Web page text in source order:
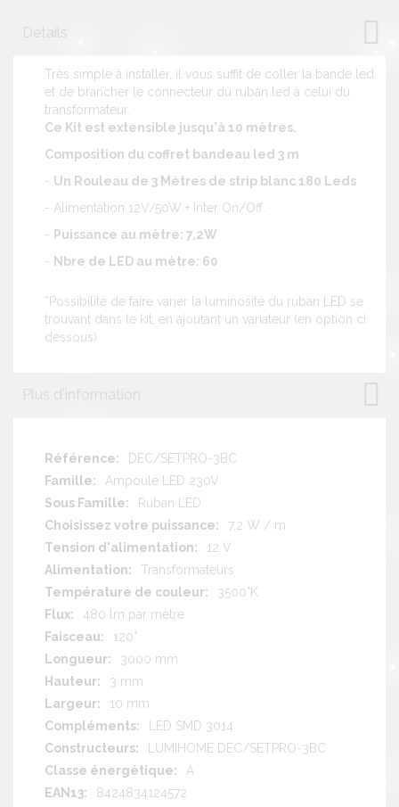
Détails
Très simple à installer, il vous suffit de coller la bande led
et de brancher le connecteur du ruban led à celui du
transformateur.
Ce Kit est extensible jusqu'à 10 mètres.
Composition du coffret bandeau led 3 m
- Un Rouleau de 3 Mètres de strip blanc 180 Leds
- Alimentation 12V/50W + Inter On/Off.
- Puissance au mètre: 7,2W
- Nbre de LED au mètre: 60
*Possibilité de faire varier la luminosité du ruban LED se
trouvant dans le kit, en ajoutant un variateur (en option ci
dessous)
Plus d'information
Plus
d'information
DEC/SETPRO-3BC
Ampoule LED 230V
Ruban LED
7,2 W / m
12 V
Transformateurs
3500°K
480 lm par mètre
120°
3000 mm
3 mm
10 mm
LED SMD 3014
LUMIHOME DEC/SETPRO-3BC
A
8424834124572